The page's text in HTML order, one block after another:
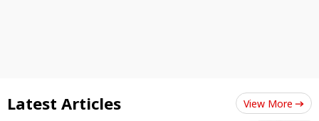
Latest Articles View More